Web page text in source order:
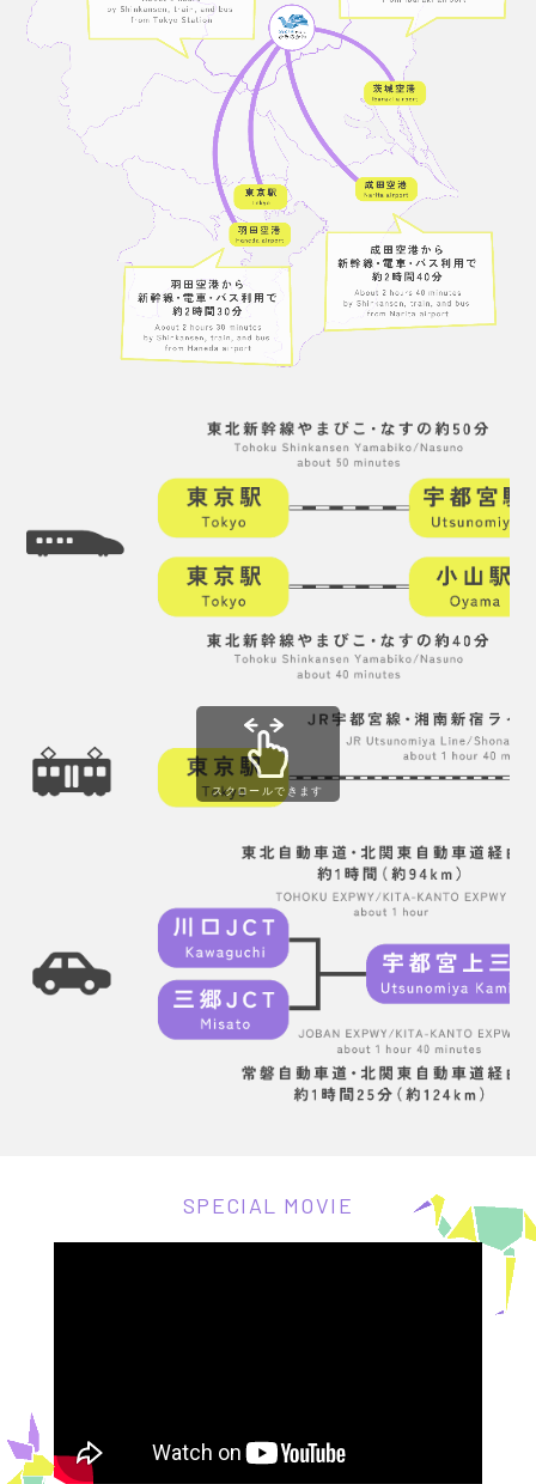
スクロールできます
SPECIAL MOVIE